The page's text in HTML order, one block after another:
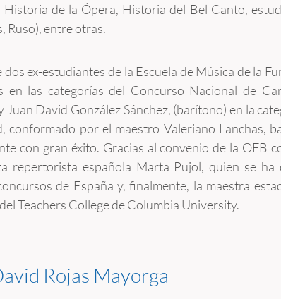
Historia de la Ópera, Historia del Bel Canto,
Ruso), entre otras.
ex-estudiantes de la Escuela de Música de la
en las categorías del Concurso Nacional de
David González Sánchez, (barítono) en la
conformado por el maestro Valeriano Lanchas,
con gran éxito. Gracias al convenio de la OFB
repertorista española Marta Pujol, quien se ha
de España y, finalmente, la maestra
Teachers College de Columbia University.
Rojas Mayorga